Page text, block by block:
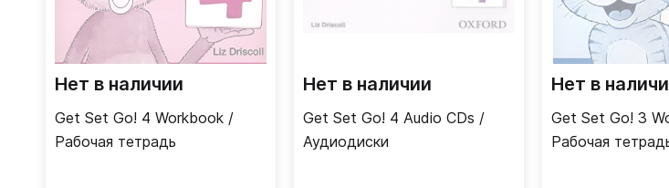
Нет в наличии
Get Set Go! 4 Workbook /
Рабочая тетрадь
Нет в наличии
Get Set Go! 4 Audio CDs /
Аудиодиски
Нет в
Get Set Go! 3
Рабочая